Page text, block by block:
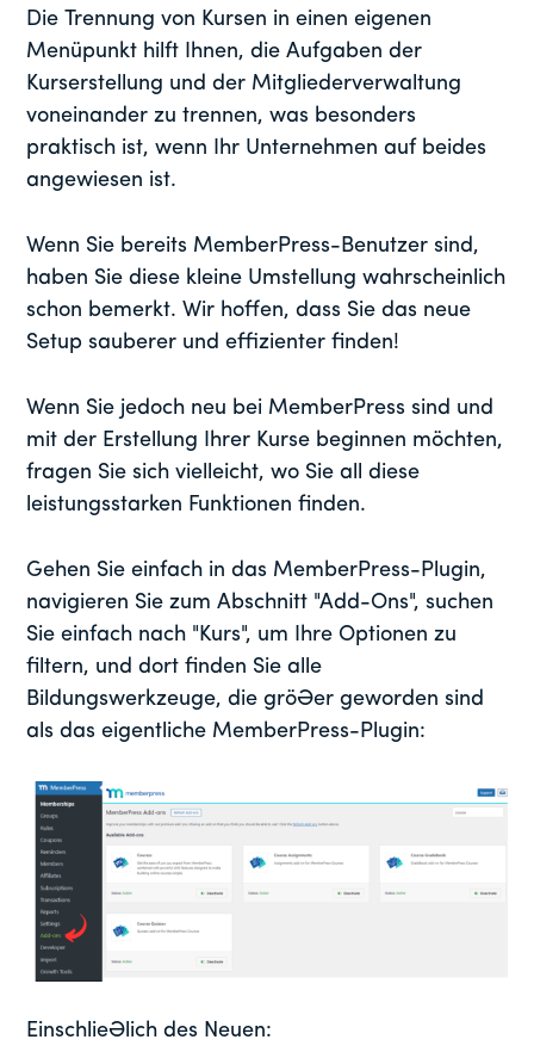
Die Trennung von Kursen in einen eigenen
Menüpunkt hilft Ihnen, die Aufgaben der
Kurserstellung und der Mitgliederverwaltung
voneinander zu trennen, was besonders
praktisch ist, wenn Ihr Unternehmen auf beides
angewiesen ist.
Wenn Sie bereits MemberPress-Benutzer sind,
haben Sie diese kleine Umstellung wahrscheinlich
schon bemerkt. Wir hoffen, dass Sie das neue
Setup sauberer und effizienter finden!
Wenn Sie jedoch neu bei MemberPress sind und
mit der Erstellung Ihrer Kurse beginnen möchten,
fragen Sie sich vielleicht, wo Sie all diese
leistungsstarken Funktionen finden.
Gehen Sie einfach in das MemberPress-Plugin,
navigieren Sie zum Abschnitt "Add-Ons", suchen
Sie einfach nach "Kurs", um Ihre Optionen zu
filtern, und dort finden Sie alle
Bildungswerkzeuge, die größer geworden sind
als das eigentliche MemberPress-Plugin:
Einschließlich des Neuen: